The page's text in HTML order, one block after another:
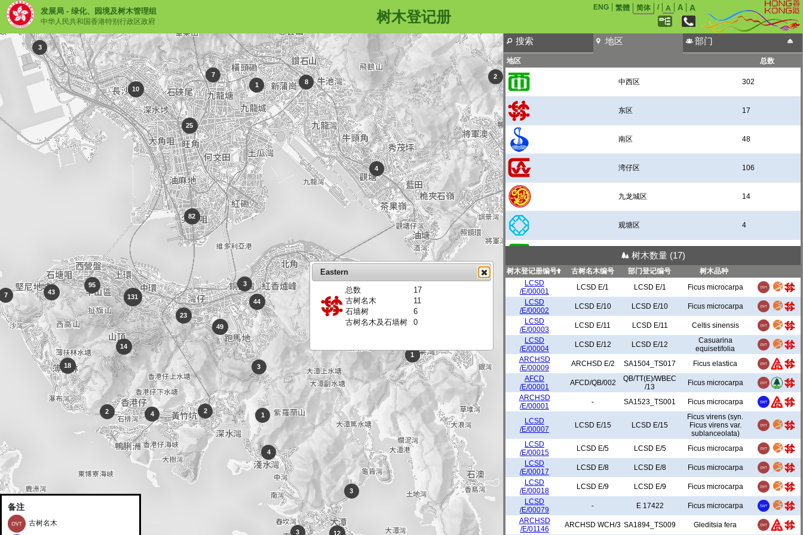
发展局 - 绿化、园境及树木管理组
中华人民共和国香港特别行政区政府 树木登记册
ENG 繁體 简体 / A A A
131
25
14
43
49
10
2
12
3
3
95
7
4
3
44
7
4
23
2
18
8
82
1
4
3
2
1
1
1
3
搜索 地区 部门
地区 总数
中西区 302
东区 17
南区 48
湾仔区 106
九龙城区 14
观塘区 4
深水埗区
黄大仙区
油尖旺区 93
离岛区
葵青区
北区
西贡区
大埔区 20
树木数量 (17)
树木登记册编号 古树名木编号 部门登记编号
树木品种
LCSD
/E/00001
LCSD E/1 LCSD E/1
Ficus microcarpa
LCSD
/E/00002
LCSD E/10 LCSD E/10
Ficus microcarpa
LCSD
/E/00003
LCSD E/11 LCSD E/11
Celtis sinensis
LCSD
/E/00004
LCSD E/12 LCSD E/12
Casuarina
equisetifolia
ARCHSD
/E/00009
ARCHSD E/2 SA1504_TS017
Ficus elastica
AFCD
/E/00001
AFCD/QB/002
QB/TT(E)/WBEC
/13
Ficus microcarpa
ARCHSD
/E/00001
- SA1523_TS001 Ficus microcarpa
LCSD
/E/00007
LCSD E/15 LCSD E/15
Ficus virens (syn.
Ficus virens var.
sublanceolata)
LCSD
/E/00015
LCSD E/5 LCSD E/5
Ficus microcarpa
LCSD
/E/00017
LCSD E/8 LCSD E/8
Ficus microcarpa
LCSD
/E/00018
LCSD E/9 LCSD E/9
Ficus microcarpa
LCSD
/E/00079
- E 17422
Ficus microcarpa
ARCHSD
/E/01146
ARCHSD WCH/3 SA1894_TS009 Gleditsia fera
备注
古树名木
Eastern
总数
17
古树名木
11
石墙树
6
古树名木及石墙树
0